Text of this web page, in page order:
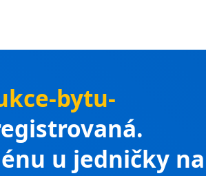
bytu-
u jedničky na